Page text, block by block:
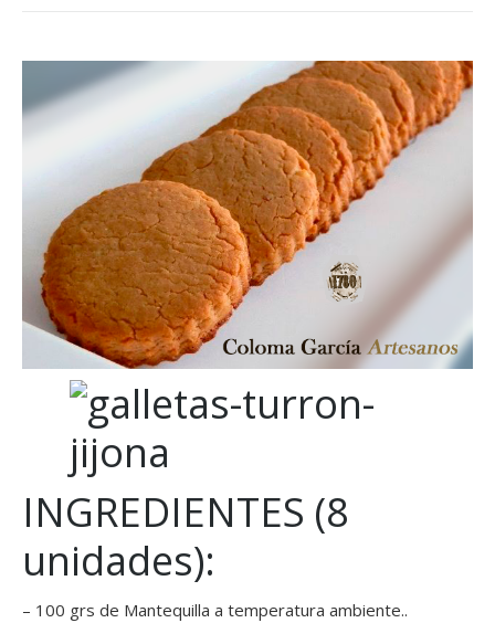
INGREDIENTES (8
unidades):
– 100 grs de Mantequilla a temperatura ambiente..